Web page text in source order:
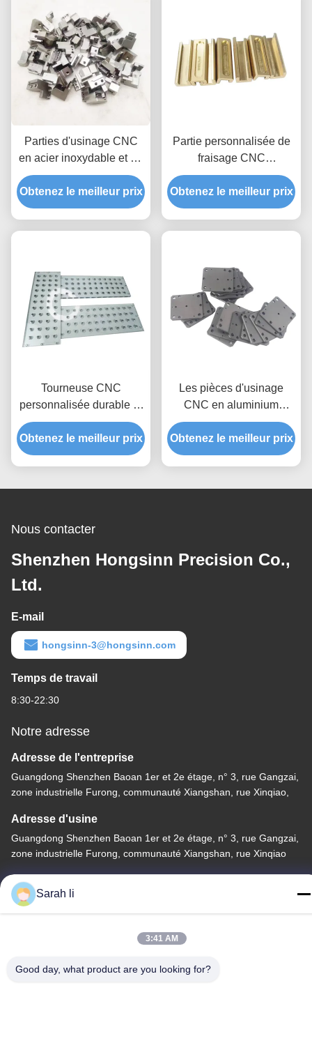
Parties d'usinage CNC
en acier inoxydable et en
aluminium avec une
haute précision et une
couleur personnalisée
Obtenez le meilleur prix
Partie personnalisée de
fraisage CNC
d'aluminium pour la
production de lots de
haute précision
Obtenez le meilleur prix
Tourneuse CNC
personnalisée durable et
de haute précision pour
toutes les pièces
d'usinage OEM
Obtenez le meilleur prix
Les pièces d'usinage
CNC en aluminium
personnalisées pour la
production par lots
s'appliquent à toutes les
Obtenez le meilleur prix
Nous contacter
Shenzhen Hongsinn Precision Co.,
Ltd.
E-mail
hongsinn-3@hongsinn.com
Temps de travail
8:30-22:30
Notre adresse
Adresse de l'entreprise
Guangdong Shenzhen Baoan 1er et 2e étage, n° 3, rue Gangzai,
zone industrielle Furong, communauté Xiangshan, rue Xinqiao,
Adresse d'usine
Guangdong Shenzhen Baoan 1er et 2e étage, n° 3, rue Gangzai,
zone industrielle Furong, communauté Xiangshan, rue Xinqiao
Télégramme
86-0755-27097532-8:30
Sarah li
3:41 AM
Good day, what product are you looking for?